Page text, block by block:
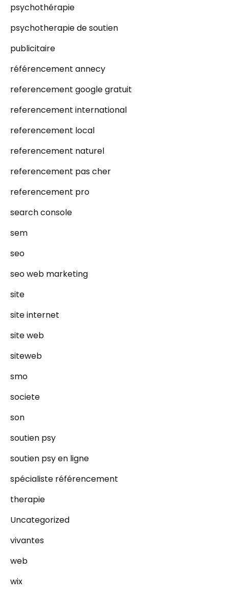
psychothérapie
psychotherapie de soutien
publicitaire
référencement annecy
referencement google gratuit
referencement international
referencement local
referencement naturel
referencement pas cher
referencement pro
search console
sem
seo
seo web marketing
site
site internet
site web
siteweb
smo
societe
son
soutien psy
soutien psy en ligne
spécialiste référencement
therapie
Uncategorized
vivantes
web
wix